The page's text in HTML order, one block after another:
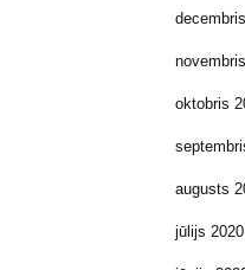
oktobris
augusts
jūlijs 2020